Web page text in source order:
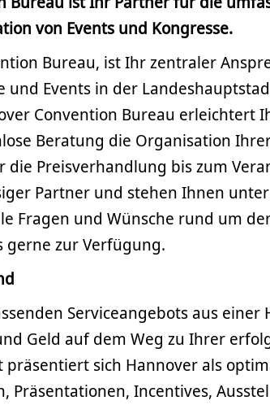
von Events und Kongresse.
Bureau, ist Ihr zentraler
und Events in der
Convention Bureau erleichtert
Beratung die Organisation
die Preisverhandlung bis zum
Partner und stehen Ihnen
Fragen und Wünsche rund um
zur Verfügung.
Serviceangebots aus einer
Geld auf dem Weg zu Ihrer
präsentiert sich Hannover als
Präsentationen, Incentives,